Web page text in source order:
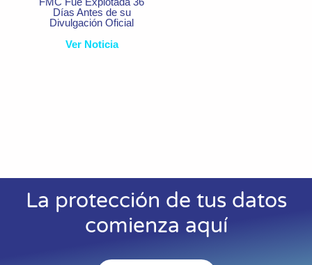
Días Antes de su
Divulgación Oficial
Ver Noticia
La protección de tus datos
comienza aquí